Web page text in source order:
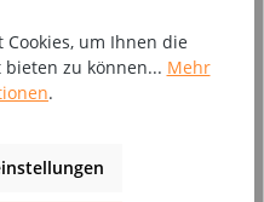
und damit undicht
manuellen Reinigung
Cookies, um Ihnen die
zu können... Mehr
.